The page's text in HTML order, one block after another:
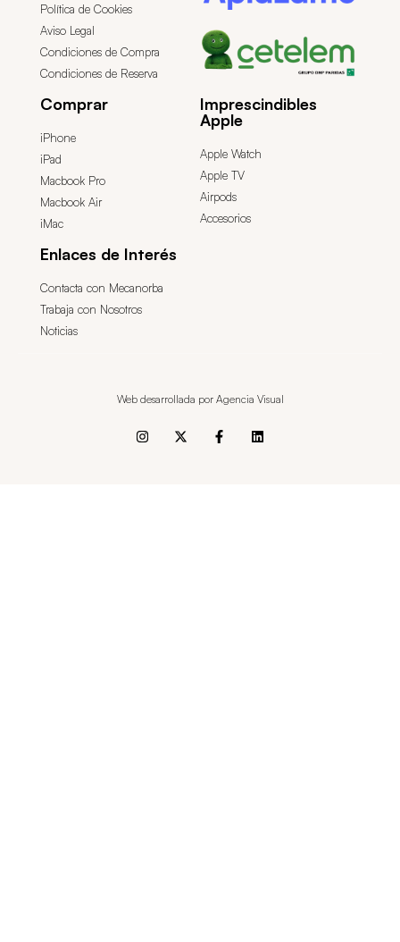
Política de Cookies
Aviso Legal
Condiciones de Compra
Condiciones de Reserva
Comprar
iPhone
iPad
Macbook Pro
Macbook Air
iMac
Imprescindibles
Apple
Apple Watch
Apple TV
Airpods
Accesorios
Enlaces de Interés
Contacta con Mecanorba
Trabaja con Nosotros
Noticias
Web desarrollada por Agencia Visual